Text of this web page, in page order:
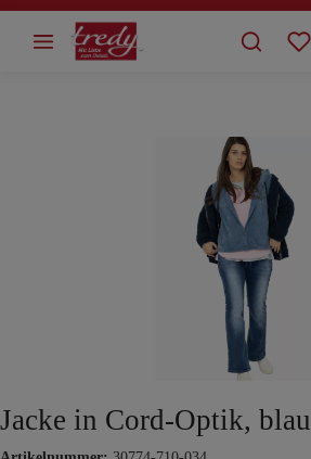
springen
Jacke in Cord-Optik, blau